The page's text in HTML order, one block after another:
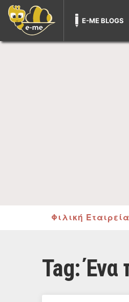
E-ME BLOGS
Φιλική Εταιρεία
Tag:Ένα